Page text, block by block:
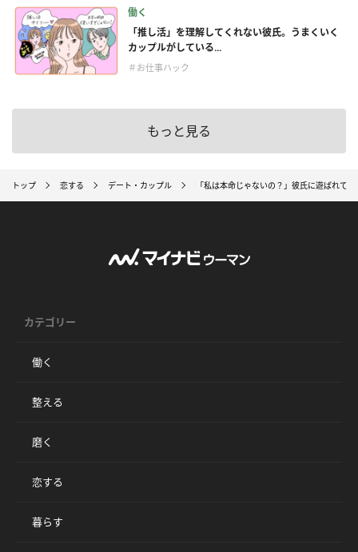
働く
「推し活」を理解してくれない彼氏。うまくいく
カップルがしている...
＃お仕事ハック
もっと見る
トップ 恋する デート・カップル 「私は本命じゃないの？」彼氏に遊ばれて
カテゴリー
働く
整える
磨く
恋する
暮らす